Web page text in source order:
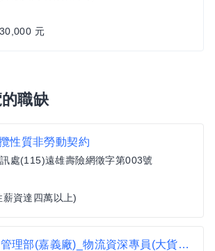
元
職缺
性質非勞動契約
處(115)遠雄壽險網徵字第003號
資達四萬以上)
0-C3 倉儲物流管理部(嘉義廠)_物流資深專員(大貨車司機)